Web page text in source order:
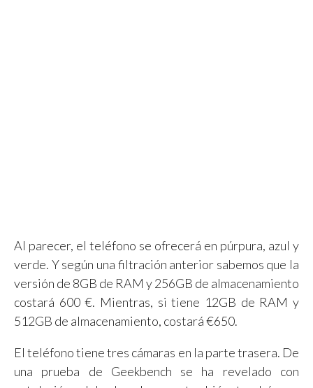
Al parecer, el teléfono se ofrecerá en púrpura, azul y
verde. Y según una filtración anterior sabemos que la
versión de 8GB de RAM y 256GB de almacenamiento
costará 600 €. Mientras, si tiene 12GB de RAM y
512GB de almacenamiento, costará €650.
El teléfono tiene tres cámaras en la parte trasera. De
una prueba de Geekbench se ha revelado con